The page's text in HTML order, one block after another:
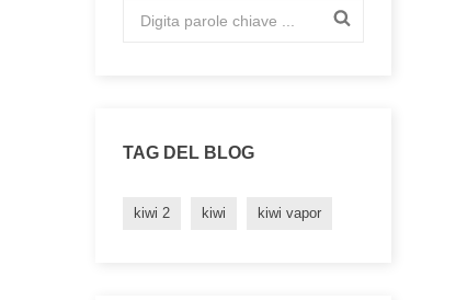
TAG DEL BLOG
kiwi 2 kiwi kiwi vapor